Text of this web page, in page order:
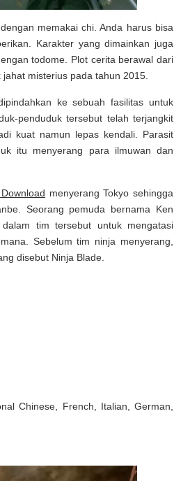
memakai chi. Anda harus bisa
Karakter yang dimainkan juga
todome. Plot cerita berawal dari
misterius pada tahun 2015.
ke sebuah fasilitas untuk
penduduk tersebut telah terjangkit
kuat namun lepas kendali. Parasit
itu menyerang para ilmuwan dan
menyerang Tokyo sehingga
Seorang pemuda bernama Ken
tim tersebut untuk mengatasi
Sebelum tim ninja menyerang,
disebut Ninja Blade.
Chinese, French, Italian, German,